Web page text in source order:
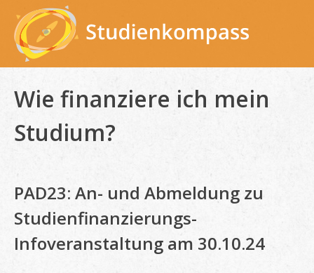
content
Wie finanziere ich mein
Studium?
PAD23: An- und Abmeldung zu
Studienfinanzierungs-
Infoveranstaltung am 30.10.24